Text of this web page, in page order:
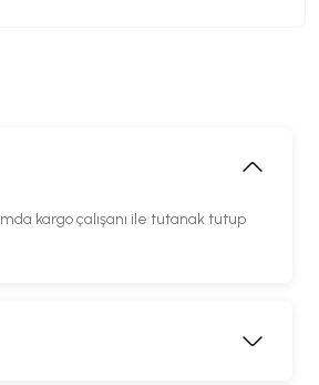
kargo çalışanı ile tutanak tutup